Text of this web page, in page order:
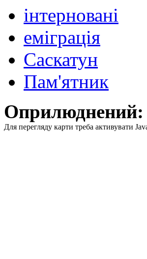
інтерновані
еміграція
Саскатун
Пам'ятник
Оприлюднений:
Для перегляду карти треба активувати